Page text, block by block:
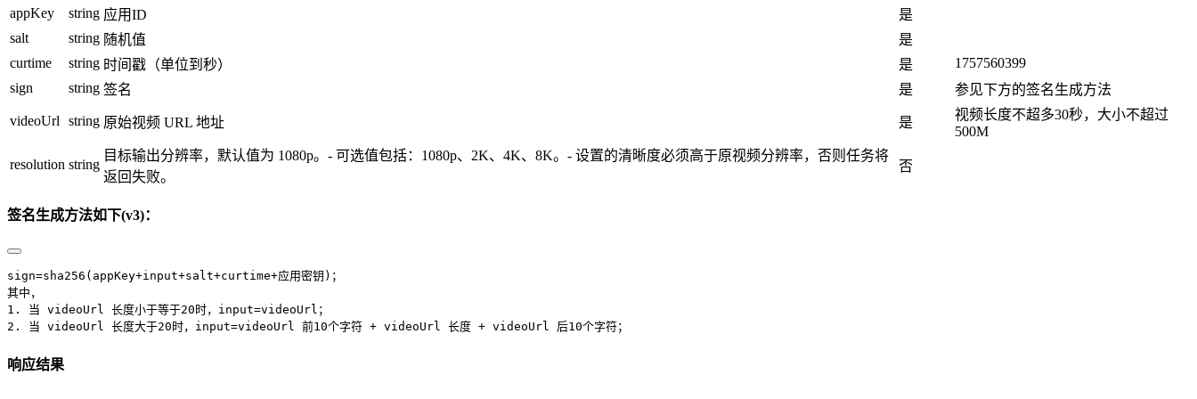
appKey string 应用ID
是
salt
string 随机值
是
curtime
string 时间戳（单位到秒） 是
1757560399
sign
string 签名 是 参见下方的签名生成方法
videoUrl string 原始视频 URL 地址 是
视频长度不超多30秒，大小不超过
500M
resolution string
目标输出分辨率，默认值为 1080p。- 可选值包括：1080p、2K、4K、8K。- 设置的清晰度必须高于原视频分辨率，否则任务将
返回失败。
否
签名生成方法如下(v3)：
sign=sha256(appKey+input+salt+curtime+应用密钥)；
其中，
1. 当 videoUrl 长度小于等于20时，input=videoUrl；
2. 当 videoUrl 长度大于20时，input=videoUrl 前10个字符 + videoUrl 长度 + videoUrl 后10个字符；
响应结果